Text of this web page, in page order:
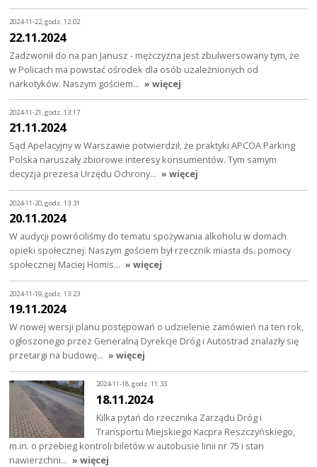
2024-11-22, godz. 12:02
22.11.2024
Zadzwonił do na pan Janusz - mężczyzna jest zbulwersowany tym, że
w Policach ma powstać ośrodek dla osób uzależnionych od
narkotyków. Naszym gościem… » więcej
2024-11-21, godz. 13:17
21.11.2024
Sąd Apelacyjny w Warszawie potwierdził, że praktyki APCOA Parking
Polska naruszały zbiorowe interesy konsumentów. Tym samym
decyzja prezesa Urzędu Ochrony… » więcej
2024-11-20, godz. 13:31
20.11.2024
W audycji powróciliśmy do tematu spożywania alkoholu w domach
opieki społecznej. Naszym gościem był rzecznik miasta ds. pomocy
społecznej Maciej Homis… » więcej
2024-11-19, godz. 13:23
19.11.2024
W nowej wersji planu postępowań o udzielenie zamówień na ten rok,
ogłoszonego przez Generalną Dyrekcje Dróg i Autostrad znalazły się
przetargi na budowę… » więcej
2024-11-18, godz. 11:33
18.11.2024
Kilka pytań do rzecznika Zarządu Dróg i
Transportu Miejskiego Kacpra Reszczyńskiego,
m.in. o przebieg kontroli biletów w autobusie linii nr 75 i stan
nawierzchni… » więcej